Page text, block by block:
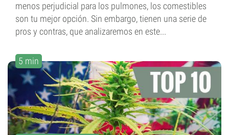
menos perjudicial para los pulmones, los comestibles
son tu mejor opción. Sin embargo, tienen una serie de
pros y contras, que analizaremos en este...
5 min